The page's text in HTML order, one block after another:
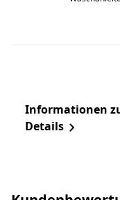
Informationen
Details